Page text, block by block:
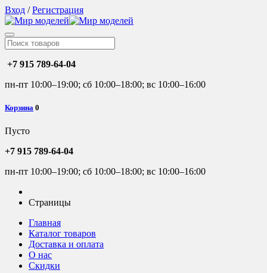
Вход /Регистрация
+7 915 789-64-04
пн-пт 10:00–19:00; сб 10:00–18:00; вс 10:00–16:00
Корзина 0
Пусто
+7 915 789-64-04
пн-пт 10:00–19:00; сб 10:00–18:00; вс 10:00–16:00
Страницы
Главная
Каталог товаров
Доставка и оплата
О нас
Скидки